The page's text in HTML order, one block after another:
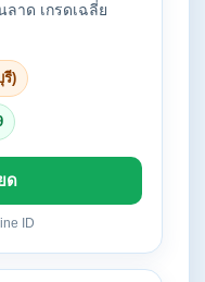
าด เกรดเฉลี่ย
รี)
ด
ID